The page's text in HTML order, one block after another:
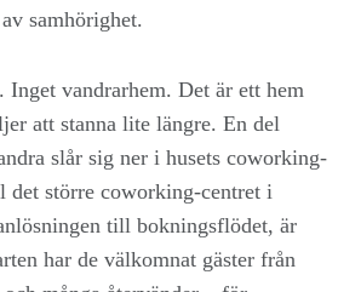
samhörighet.
Inget vandrarhem. Det är ett hem
att stanna lite längre. En del
slår sig ner i husets coworking-
större coworking-centret i
till bokningsflödet, är
har de välkomnat gäster från